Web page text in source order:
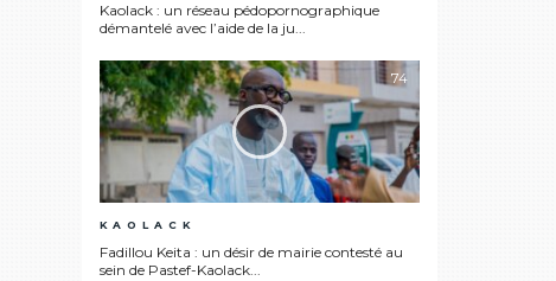
Kaolack : un réseau pédopornographique
démantelé avec l’aide de la ju...
74
KAOLACK
Fadillou Keita : un désir de mairie contesté au
sein de Pastef-Kaolack...